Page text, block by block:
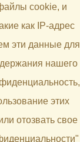
Калинина,
cookie, и
как IP-адрес
эти данные для
нашего
этих
отозвать свое